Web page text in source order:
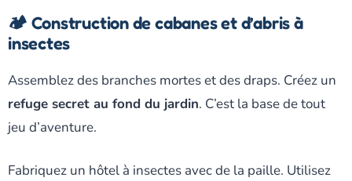
🏕️ Construction de cabanes et d’abris à
insectes
Assemblez des branches mortes et des draps. Créez un
refuge secret au fond du jardin. C’est la base de tout
jeu d’aventure.
Fabriquez un hôtel à insectes avec de la paille. Utilisez